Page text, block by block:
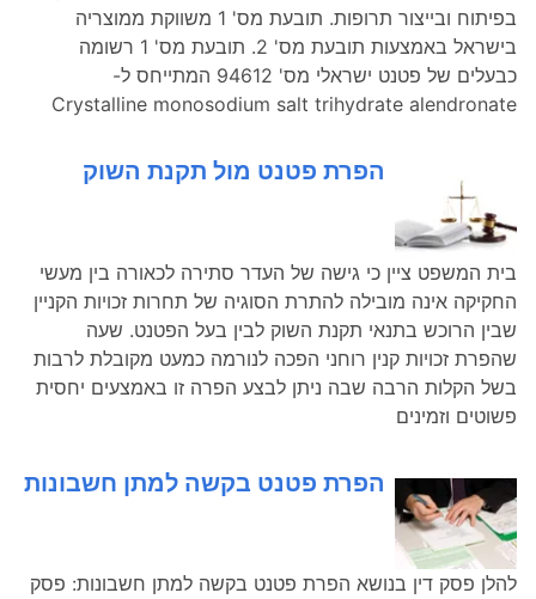
בפיתוח ובייצור תרופות. תובעת מס' 1 משווקת ממוצריה
בישראל באמצעות תובעת מס' 2. תובעת מס' 1 רשומה
כבעלים של פטנט ישראלי מס' 94612 המתייחס ל-
Crystalline monosodium salt trihydrate alendronate
הפרת פטנט מול תקנת השוק
בית המשפט ציין כי גישה של העדר סתירה לכאורה בין מעשי
החקיקה אינה מובילה להתרת הסוגיה של תחרות זכויות הקניין
שבין הרוכש בתנאי תקנת השוק לבין בעל הפטנט. שעה
שהפרת זכויות קנין רוחני הפכה לנורמה כמעט מקובלת לרבות
בשל הקלות הרבה שבה ניתן לבצע הפרה זו באמצעים יחסית
פשוטים וזמינים
הפרת פטנט בקשה למתן חשבונות
להלן פסק דין בנושא הפרת פטנט בקשה למתן חשבונות: פסק